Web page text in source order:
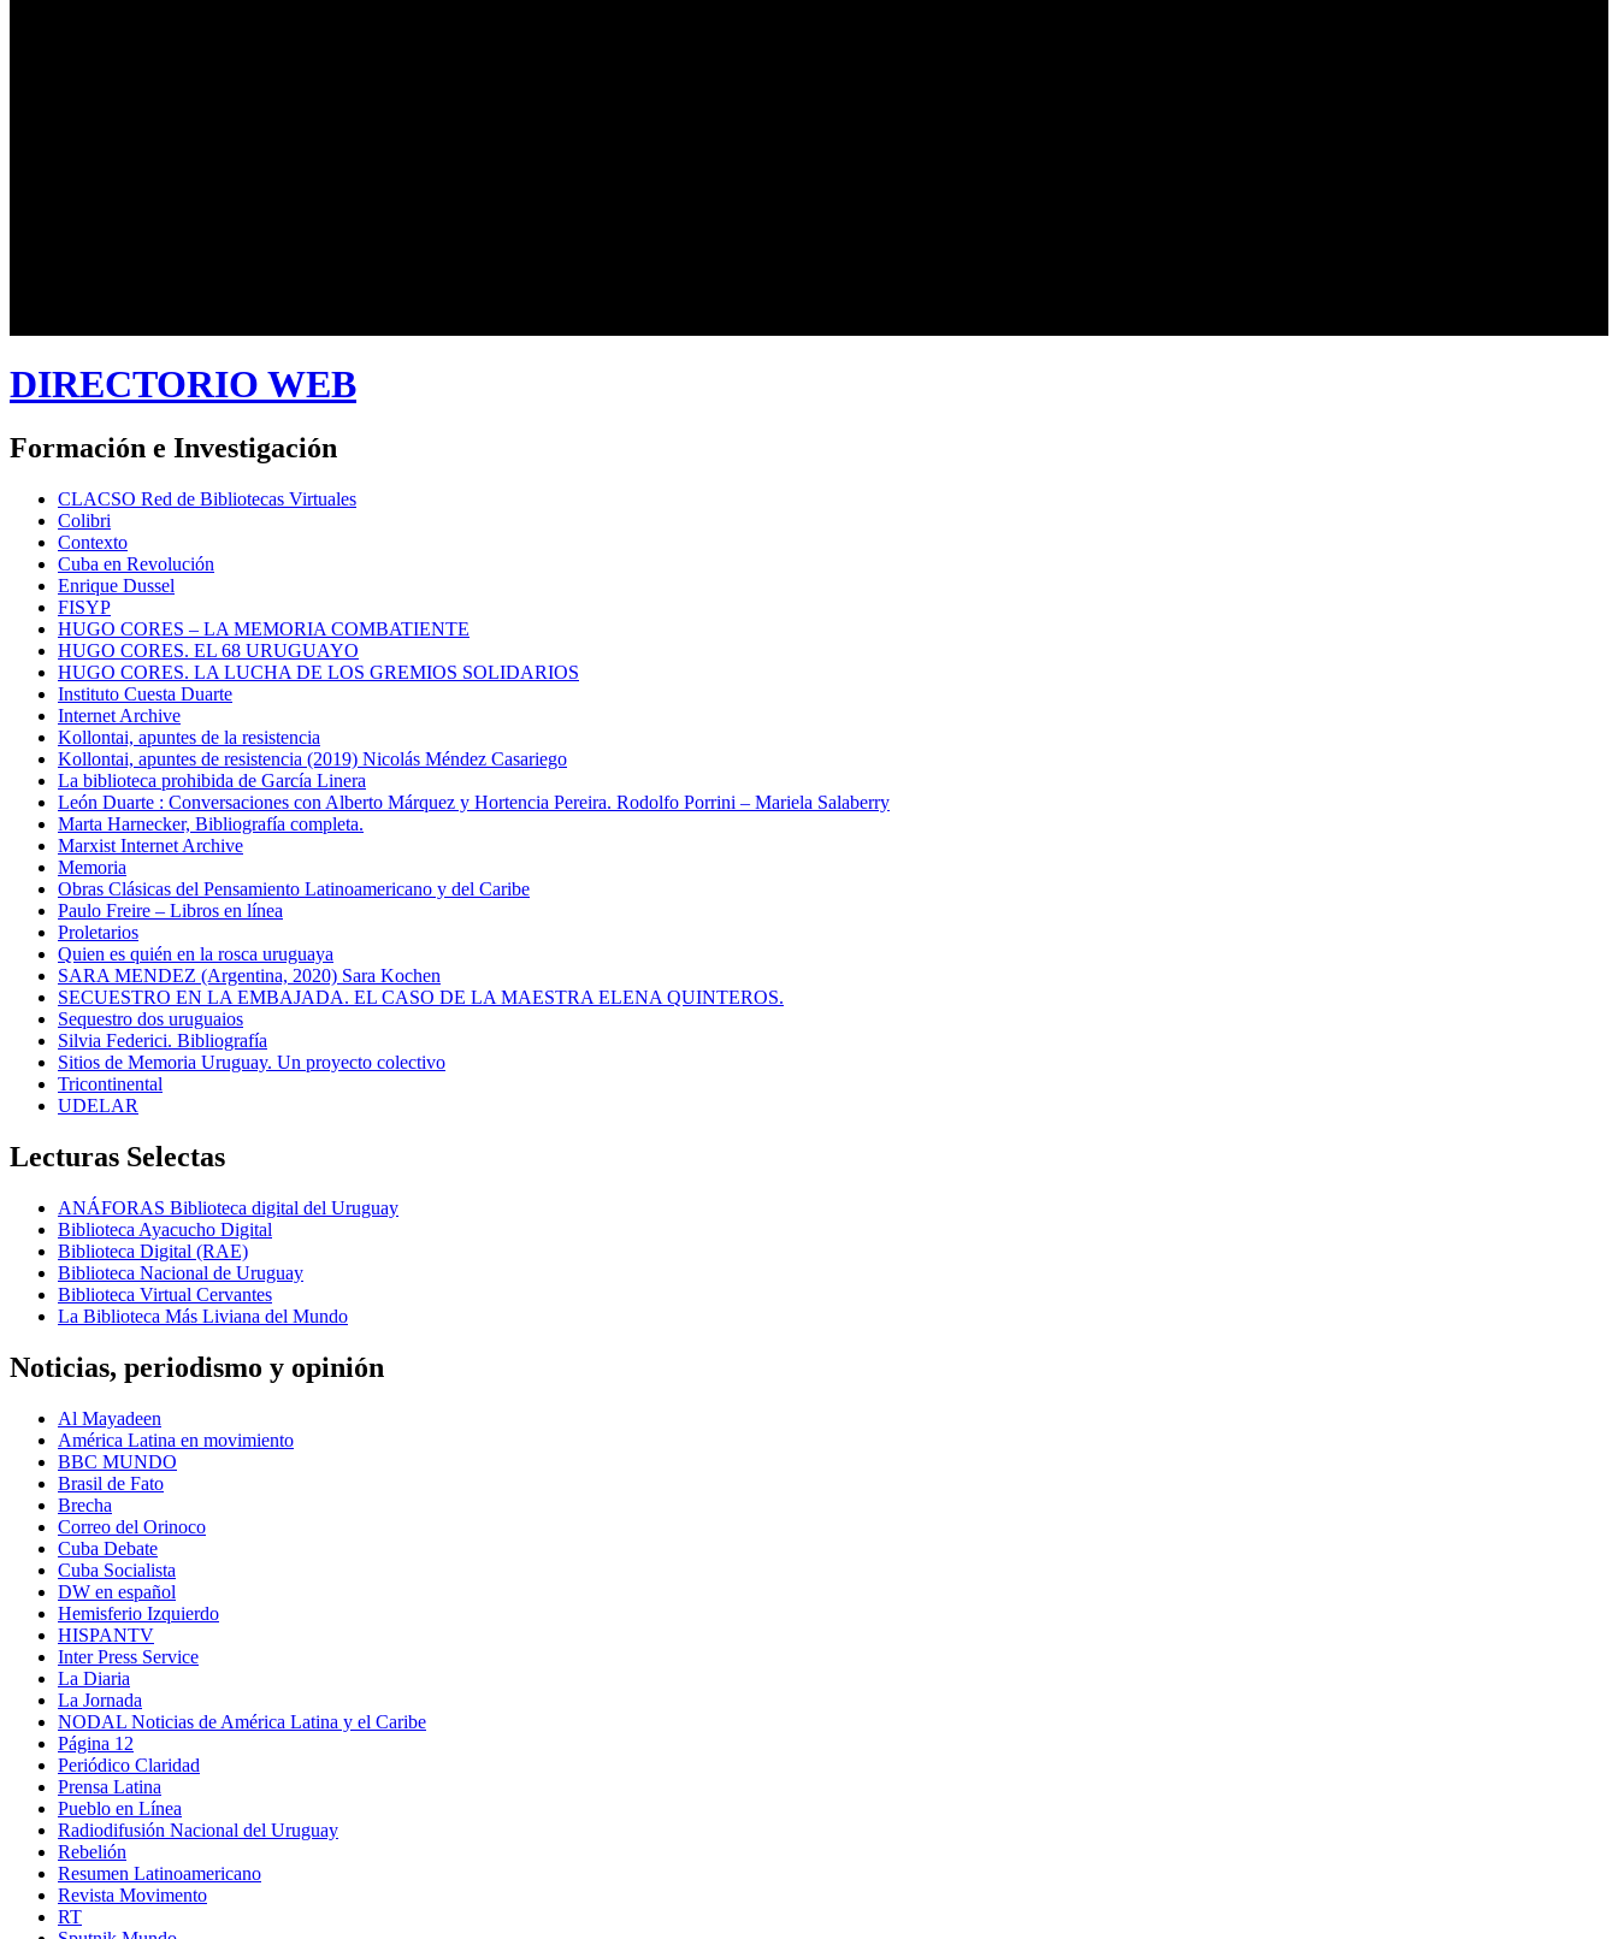
DIRECTORIO WEB
Formación e Investigación
CLACSO Red de Bibliotecas Virtuales
Colibri
Contexto
Cuba en Revolución
Enrique Dussel
FISYP
HUGO CORES – LA MEMORIA COMBATIENTE
HUGO CORES. EL 68 URUGUAYO
HUGO CORES. LA LUCHA DE LOS GREMIOS SOLIDARIOS
Instituto Cuesta Duarte
Internet Archive
Kollontai, apuntes de la resistencia
Kollontai, apuntes de resistencia (2019) Nicolás Méndez Casariego
La biblioteca prohibida de García Linera
León Duarte : Conversaciones con Alberto Márquez y Hortencia Pereira. Rodolfo Porrini – Mariela Salaberry
Marta Harnecker, Bibliografía completa.
Marxist Internet Archive
Memoria
Obras Clásicas del Pensamiento Latinoamericano y del Caribe
Paulo Freire – Libros en línea
Proletarios
Quien es quién en la rosca uruguaya
SARA MENDEZ (Argentina, 2020) Sara Kochen
SECUESTRO EN LA EMBAJADA. EL CASO DE LA MAESTRA ELENA QUINTEROS.
Sequestro dos uruguaios
Silvia Federici. Bibliografía
Sitios de Memoria Uruguay. Un proyecto colectivo
Tricontinental
UDELAR
Lecturas Selectas
ANÁFORAS Biblioteca digital del Uruguay
Biblioteca Ayacucho Digital
Biblioteca Digital (RAE)
Biblioteca Nacional de Uruguay
Biblioteca Virtual Cervantes
La Biblioteca Más Liviana del Mundo
Noticias, periodismo y opinión
Al Mayadeen
América Latina en movimiento
BBC MUNDO
Brasil de Fato
Brecha
Correo del Orinoco
Cuba Debate
Cuba Socialista
DW en español
Hemisferio Izquierdo
HISPANTV
Inter Press Service
La Diaria
La Jornada
NODAL Noticias de América Latina y el Caribe
Página 12
Periódico Claridad
Prensa Latina
Pueblo en Línea
Radiodifusión Nacional del Uruguay
Rebelión
Resumen Latinoamericano
Revista Movimento
RT